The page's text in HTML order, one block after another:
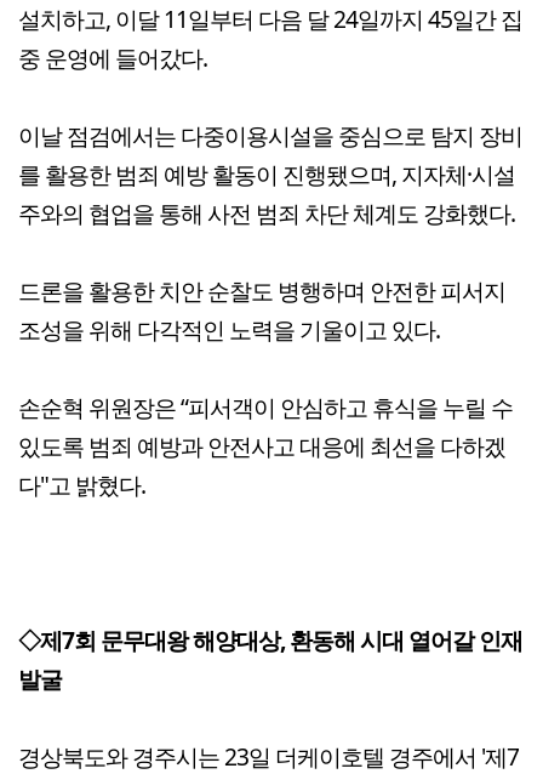
설치하고, 이달 11일부터 다음 달 24일까지 45일간 집
중 운영에 들어갔다.
이날 점검에서는 다중이용시설을 중심으로 탐지 장비
를 활용한 범죄 예방 활동이 진행됐으며, 지자체·시설
주와의 협업을 통해 사전 범죄 차단 체계도 강화했다.
드론을 활용한 치안 순찰도 병행하며 안전한 피서지
조성을 위해 다각적인 노력을 기울이고 있다.
손순혁 위원장은 “피서객이 안심하고 휴식을 누릴 수
있도록 범죄 예방과 안전사고 대응에 최선을 다하겠
다"고 밝혔다.
◇제7회 문무대왕 해양대상, 환동해 시대 열어갈 인재
발굴
경상북도와 경주시는 23일 더케이호텔 경주에서 '제7